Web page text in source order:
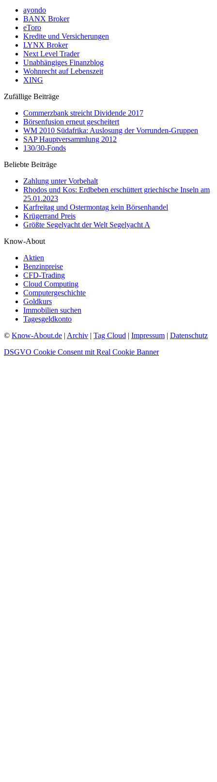
ayondo
BANX Broker
eToro
Kredite und Versicherungen
LYNX Broker
Next Level Trader
Unabhängiges Finanzblog
Wohnrecht auf Lebenszeit
XING
Zufällige Beiträge
Commerzbank streicht Dividende 2017
Börsenfusion erneut gescheitert
WM 2010 Südafrika: Auslosung der Vorrunden-Gruppen
SAP Hauptversammlung 2012
130/30-Fonds
Beliebte Beiträge
Zahlung unter Vorbehalt
Rhodos und Kos: Erdbeben erschüttert griechische Inseln am
25.01.2023
Karfreitag und Ostermontag kein Börsenhandel
Krügerrand Preis
Größte Segelyacht der Welt Segelyacht A
Know-About
Aktien
Benzinpreise
CFD-Trading
Cloud Computing
Computergeschichte
Goldkurs
Immobilien suchen
Tagesgeldkonto
© Know-About.de | Archiv | Tag Cloud | Impressum | Datenschutz
DSGVO Cookie Consent mit Real Cookie Banner